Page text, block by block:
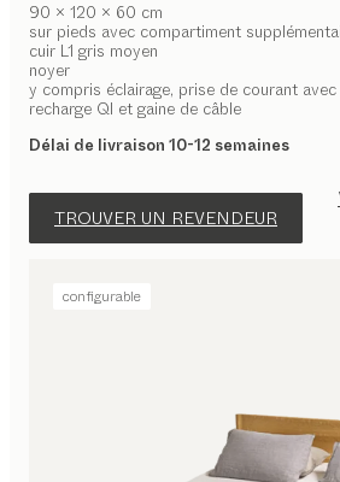
90 x 120 x 60 cm
sur pieds avec compartiment
cuir L1 gris moyen
noyer
y compris éclairage, prise de courant
recharge QI et gaine de câble
Délai de livraison 10-12 semaines
TROUVER UN REVENDEUR
configurable